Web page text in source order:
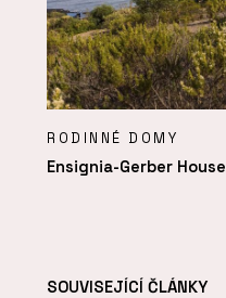
RODINNÉ DOMY
Ensignia-Gerber House
SOUVISEJÍCÍ ČLÁNKY